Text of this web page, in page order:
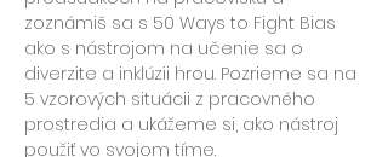
zoznámiš sa s 50 Ways to Fight Bias
ako s nástrojom na učenie sa o
diverzite a inklúzii hrou. Pozrieme sa na
5 vzorových situácii z pracovného
prostredia a ukážeme si, ako nástroj
použiť vo svojom tíme.